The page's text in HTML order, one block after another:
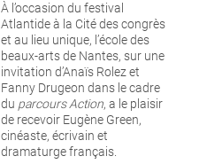
À l’occasion du festival
Atlantide à la Cité des congrès
et au lieu unique, l’école des
beaux-arts de Nantes, sur une
invitation d’Anaïs Rolez et
Fanny Drugeon dans le cadre
du parcours Action, a le plaisir
de recevoir Eugène Green,
cinéaste, écrivain et
dramaturge français.